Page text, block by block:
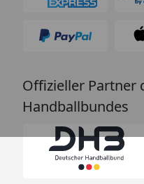
Offizieller Partner
Handballbundes